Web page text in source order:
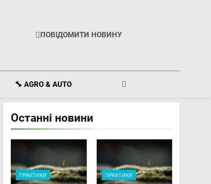
ПОВІДОМИТИ НОВИНУ
🔧 AGRO & AUTO
Останні новини
ПРАКТИКИ ПРАКТИКИ